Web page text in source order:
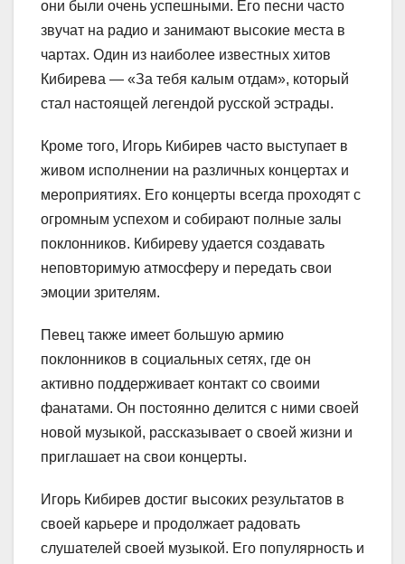
они были очень успешными. Его песни часто
звучат на радио и занимают высокие места в
чартах. Один из наиболее известных хитов
Кибирева — «За тебя калым отдам», который
стал настоящей легендой русской эстрады.
Кроме того, Игорь Кибирев часто выступает в
живом исполнении на различных концертах и
мероприятиях. Его концерты всегда проходят с
огромным успехом и собирают полные залы
поклонников. Кибиреву удается создавать
неповторимую атмосферу и передать свои
эмоции зрителям.
Певец также имеет большую армию
поклонников в социальных сетях, где он
активно поддерживает контакт со своими
фанатами. Он постоянно делится с ними своей
новой музыкой, рассказывает о своей жизни и
приглашает на свои концерты.
Игорь Кибирев достиг высоких результатов в
своей карьере и продолжает радовать
слушателей своей музыкой. Его популярность и